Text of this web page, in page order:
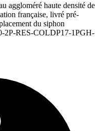
aggloméré haute densité de
française, livré pré-
du siphon
2P-RES-COLDP17-1PGH-